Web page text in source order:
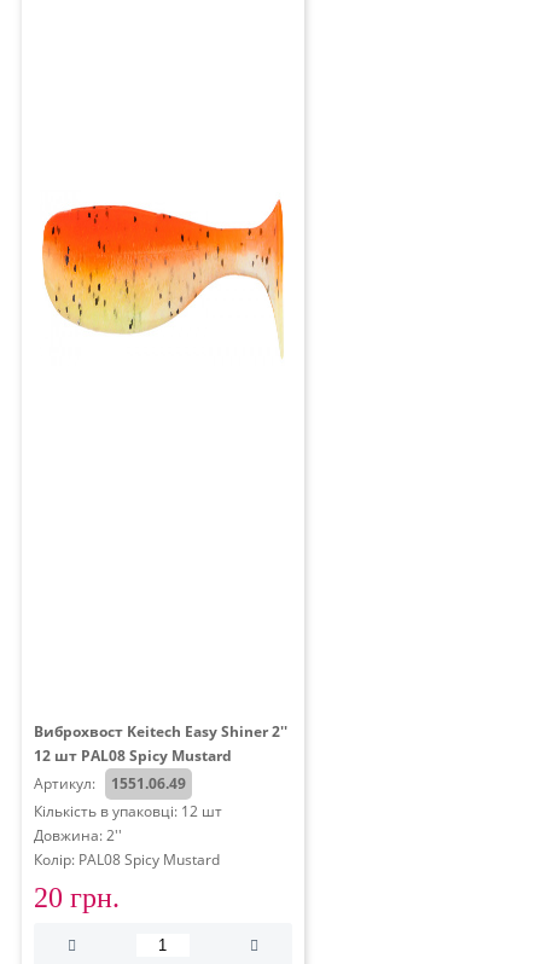
Виброхвост Keitech Easy Shiner 2''
12 шт PAL08 Spicy Mustard
Артикул:
1551.06.49
Кількість в упаковці: 12 шт
Довжина: 2''
Колір: PAL08 Spicy Mustard
20 грн.